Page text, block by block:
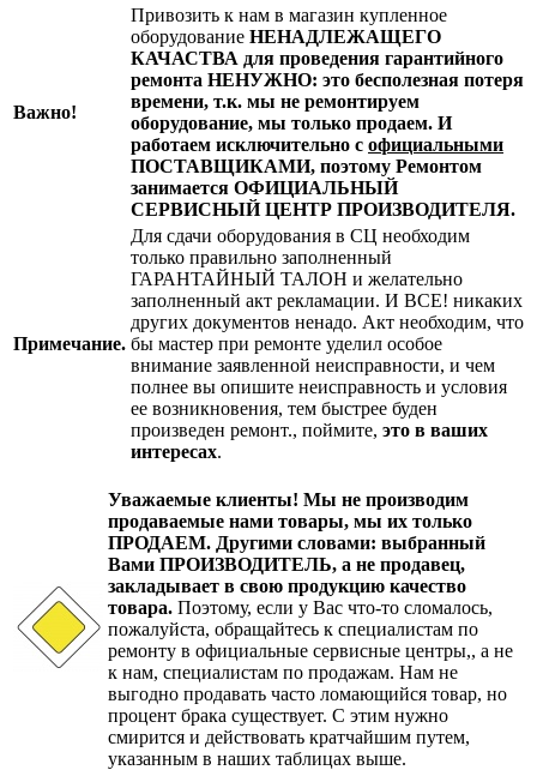
Важно!
Привозить к нам в магазин купленное
оборудование НЕНАДЛЕЖАЩЕГО
КАЧАСТВА для проведения гарантийного
ремонта НЕНУЖНО: это бесполезная потеря
времени, т.к. мы не ремонтируем
оборудование, мы только продаем. И
работаем исключительно с официальными
ПОСТАВЩИКАМИ, поэтому Ремонтом
занимается ОФИЦИАЛЬНЫЙ
СЕРВИСНЫЙ ЦЕНТР ПРОИЗВОДИТЕЛЯ.
Примечание.
Для сдачи оборудования в СЦ необходим
только правильно заполненный
ГАРАНТАЙНЫЙ ТАЛОН и желательно
заполненный акт рекламации. И ВСЕ! никаких
других документов ненадо. Акт необходим, что
бы мастер при ремонте уделил особое
внимание заявленной неисправности, и чем
полнее вы опишите неисправность и условия
ее возникновения, тем быстрее буден
произведен ремонт., поймите, это в ваших
интересах.
Уважаемые клиенты! Мы не производим
продаваемые нами товары, мы их только
ПРОДАЕМ. Другими словами: выбранный
Вами ПРОИЗВОДИТЕЛЬ, а не продавец,
закладывает в свою продукцию качество
товара. Поэтому, если у Вас что-то сломалось,
пожалуйста, обращайтесь к специалистам по
ремонту в официальные сервисные центры,, а не
к нам, специалистам по продажам. Нам не
выгодно продавать часто ломающийся товар, но
процент брака существует. С этим нужно
смирится и действовать кратчайшим путем,
указанным в наших таблицах выше.